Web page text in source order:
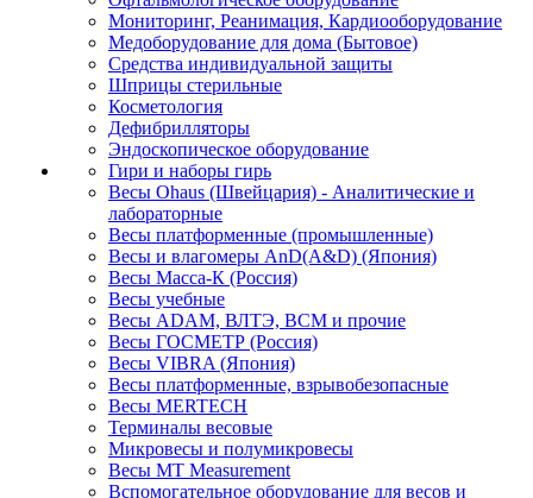
Мониторинг, Реанимация, Кардиооборудование
Медоборудование для дома (Бытовое)
Средства индивидуальной защиты
Шприцы стерильные
Косметология
Дефибрилляторы
Эндоскопическое оборудование
Гири и наборы гирь
Весы Ohaus (Швейцария) - Аналитические и
лабораторные
Весы платформенные (промышленные)
Весы и влагомеры AnD(A&D) (Япония)
Весы Масса-К (Россия)
Весы учебные
Весы ADAM, ВЛТЭ, BCM и прочие
Весы ГОСМЕТР (Россия)
Весы VIBRA (Япония)
Весы платформенные, взрывобезопасные
Весы MERTECH
Терминалы весовые
Микровесы и полумикровесы
Весы MT Measurement
Вспомогательное оборудование для весов и